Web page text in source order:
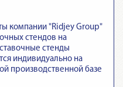
компании "Ridjey Group"
стендов на
стенды
индивидуально на
производственной базе